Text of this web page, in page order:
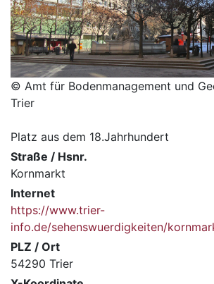
© Amt für Bodenmanagement und
Trier
Platz aus dem 18.Jahrhundert
Straße / Hsnr.
Kornmarkt
Internet
https://www.trier-
info.de/sehenswuerdigkeiten/
PLZ / Ort
54290 Trier